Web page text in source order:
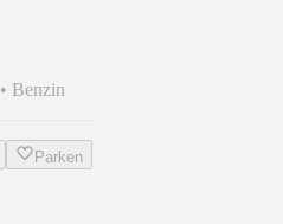
• Benzin
Parken